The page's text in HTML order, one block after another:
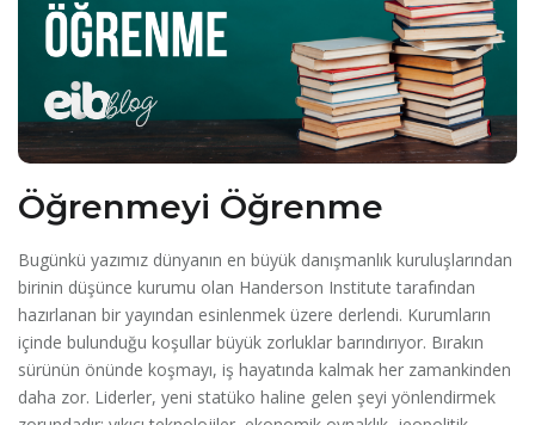
Öğrenmeyi Öğrenme
Bugünkü yazımız dünyanın en büyük danışmanlık kuruluşlarından
birinin düşünce kurumu olan Handerson Institute tarafından
hazırlanan bir yayından esinlenmek üzere derlendi. Kurumların
içinde bulunduğu koşullar büyük zorluklar barındırıyor. Bırakın
sürünün önünde koşmayı, iş hayatında kalmak her zamankinden
daha zor. Liderler, yeni statüko haline gelen şeyi yönlendirmek